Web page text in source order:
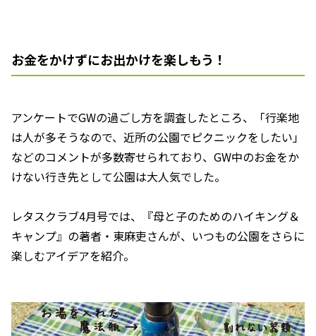
お金をかけずにお出かけを楽しもう！
アンケートでGWの過ごし方を調査したところ、「行楽地
は人が多そうなので、近所の公園でピクニックをしたい」
などのコメントが多数寄せられており、GW中のお金をか
けない行き先として公園は大人気でした。
レタスクラブ4月号では、『母と子のためのハイキング＆
キャンプ』の著者・東麻吏さんが、いつもの公園をさらに
楽しむアイデアを紹介。